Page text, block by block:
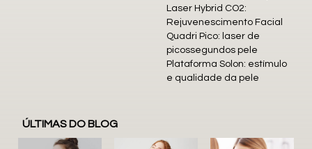
Laser Hybrid CO2:
Rejuvenescimento Facial
Quadri Pico: laser de
picossegundos pele
Plataforma Solon: estímulo
e qualidade da pele
ÚLTIMAS DO BLOG